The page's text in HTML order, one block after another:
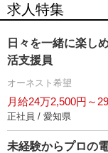
求人特集
日々を一緒に楽し
活支援員
オーネスト希望
月給24万2,500円～
正社員 / 愛知県
未経験からプロの